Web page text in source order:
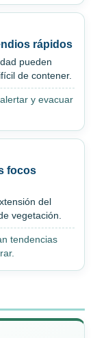
rápidos
pueden
de contener.
y evacuar
focos
del
vegetación.
tendencias